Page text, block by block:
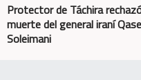
Protector de Táchira
muerte del general iraní
Soleimani